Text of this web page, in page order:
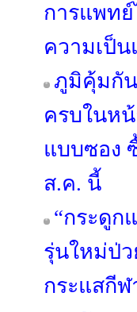
การแพทย์
ความเป็
ภูมิคุ้มกัน
ครบในห
แบบซอง
ส.ค. นี้
“กระดูก
รุ่นใหม่ป่ว
กระแสกีฬ